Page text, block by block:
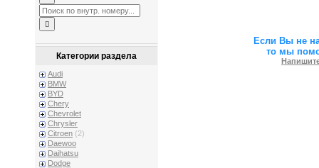
Категории раздела
Audi
BMW
BYD
Chery
Chevrolet
Chrysler
Citroen (2)
Daewoo
Daihatsu
Dodge
Если Вы не
то мы